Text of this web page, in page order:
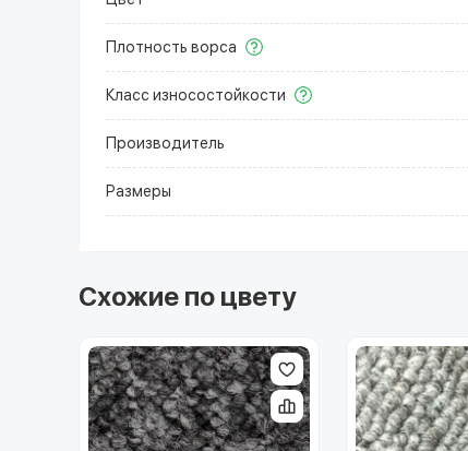
Плотность ворса
Класс износостойкости
Производитель
Размеры
Схожие по цвету